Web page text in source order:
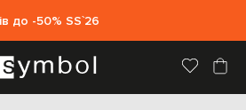
до -50% SS`26